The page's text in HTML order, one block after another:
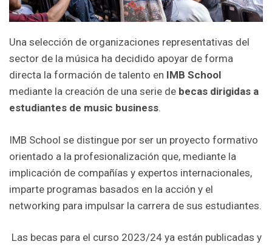
Una selección de organizaciones representativas del
sector de la música ha decidido apoyar de forma
directa la formación de talento en IMB School
mediante la creación de una serie de becas dirigidas a
estudiantes de music business.
IMB School se distingue por ser un proyecto formativo
orientado a la profesionalización que, mediante la
implicación de compañías y expertos internacionales,
imparte programas basados en la acción y el
networking para impulsar la carrera de sus estudiantes.
Las becas para el curso 2023/24 ya están publicadas y